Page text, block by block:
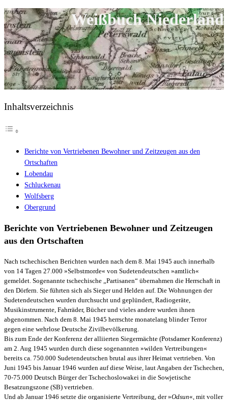
durchsuchen
Weißbuch Niederland
Inhaltsverzeichnis
Berichte von Vertriebenen Bewohner und Zeitzeugen aus den
Ortschaften
Lobendau
Schluckenau
Wolfsberg
Obergrund
Berichte von Vertriebenen Bewohner und Zeitzeugen
aus den Ortschaften
Nach tschechischen Berichten wurden nach dem 8. Mai 1945 auch innerhalb
von 14 Tagen 27.000 »Selbstmorde« von Sudetendeutschen »amtlich«
gemeldet. Sogenannte tschechische „Partisanen“ übernahmen die Herrschaft in
den Dörfern. Sie führten sich als Sieger und Helden auf. Die Wohnungen der
Sudetendeutschen wurden durchsucht und geplündert, Radiogeräte,
Musikinstrumente, Fahrräder, Bücher und vieles andere wurden ihnen
abgenommen. Nach dem 8. Mai 1945 herrschte monatelang blinder Terror
gegen eine wehrlose Deutsche Zivilbevölkerung.
Bis zum Ende der Konferenz der alliierten Siegermächte (Potsdamer Konferenz)
am 2. Aug 1945 wurden durch diese sogenannten »wilden Vertreibungen«
bereits ca. 750.000 Sudetendeutschen brutal aus ihrer Heimat vertrieben. Von
Juni 1945 bis Januar 1946 wurden auf diese Weise, laut Angaben der Tschechen,
70-75.000 Deutsch Bürger der Tschechoslowakei in die Sowjetische
Besatzungszone (SB) vertrieben.
Und ab Januar 1946 setzte die organisierte Vertreibung, der »Odsun«, mit voller